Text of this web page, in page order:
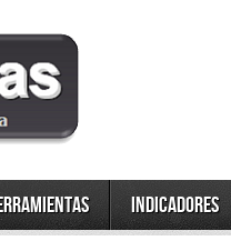
Indicadores